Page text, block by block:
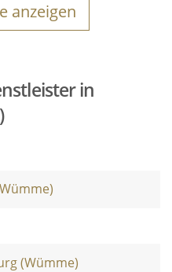
anzeigen
in
(Wümme)